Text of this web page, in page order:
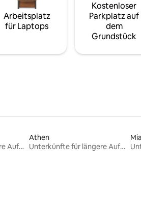
Arbeitsplatz
für Laptops
Kostenloser
Parkplatz auf
dem
Grundstück
Unterkünfte für längere Aufenthalte
Athen
Unterkünfte für längere Aufenthalte